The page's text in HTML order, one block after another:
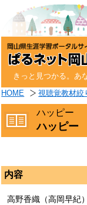
きっと見つかる。あ
HOME 視聴覚教材絞
ハッピー
ハッピー
内容
高野香織（高岡早紀